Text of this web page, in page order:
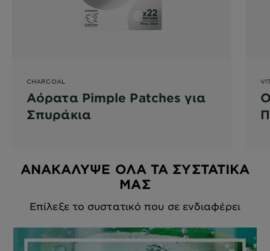
CHARCOAL
Αόρατα Pimple Patches για
Σπυράκια
ΑΝΑΚΑΛΥΨΕ ΟΛΑ ΤΑ ΣΥΣΤΑΤΙΚΑ
ΜΑΣ
Επίλεξε το συστατικό που σε ενδιαφέρει